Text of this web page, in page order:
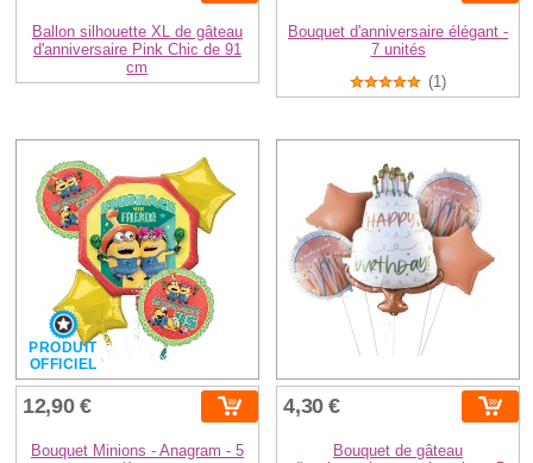
Ballon silhouette XL de gâteau
d'anniversaire Pink Chic de 91
cm
Bouquet d'anniversaire élégant -
7 unités
(1)
PRODUIT
OFFICIEL
12,90 €
Bouquet Minions - Anagram - 5
4,30 €
Bouquet de gâteau